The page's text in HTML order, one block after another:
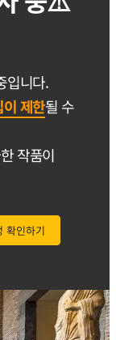
입니다.
제한될 수
작품이
확인하기